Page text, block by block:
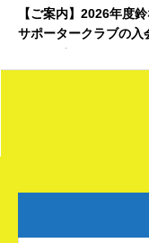
】2026年度鈴なり
ークラブの入会受付